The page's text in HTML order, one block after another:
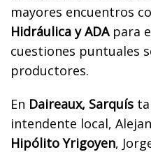
mayores encuentros
Hidráulica y ADApara
cuestiones puntuales
productores.
En Daireaux, Sarquís
intendente local,
Hipólito Yrigoyen,